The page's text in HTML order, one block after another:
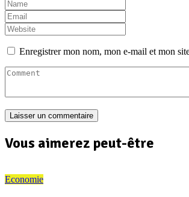
Enregistrer mon nom, mon e-mail et mon
Vous aimerez peut-être
Economie